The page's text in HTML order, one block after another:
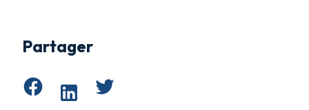
Partager